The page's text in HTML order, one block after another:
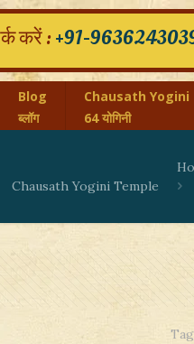
Blog
ब्लॉग
Chausath Yogini
64 योगिनी
करें :+91-
Chausath Yogini Temple